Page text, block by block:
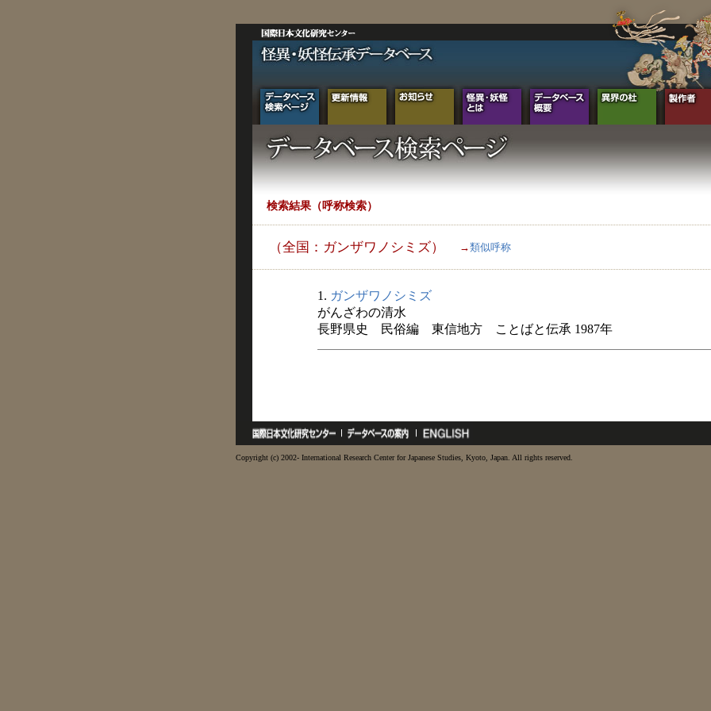
検索結果（呼称検索）
（全国：ガンザワノシミズ） →類似呼称
1. ガンザワノシミズ
がんざわの清水
長野県史 民俗編 東信地方 ことばと伝承 1987年
Copyright (c) 2002- International Research Center for Japanese Studies, Kyoto, Japan. All rights reserved.